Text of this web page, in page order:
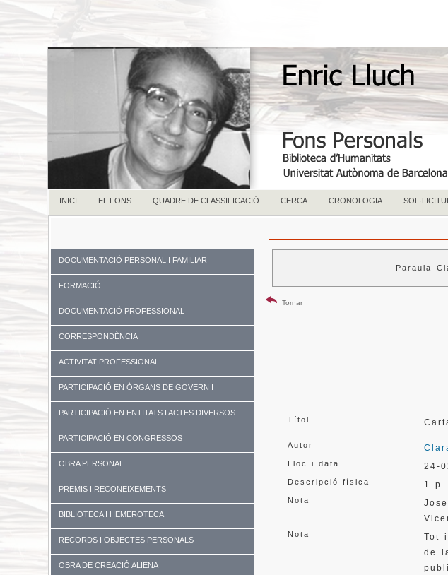
INICI EL FONS QUADRE DE CLASSIFICACIÓ CERCA CRONOLOGIA
DOCUMENTACIÓ PERSONAL I FAMILIAR
FORMACIÓ
DOCUMENTACIÓ PROFESSIONAL
CORRESPONDÈNCIA
ACTIVITAT PROFESSIONAL
PARTICIPACIÓ EN ÒRGANS DE GOVERN I
UNIVERSITATS
PARTICIPACIÓ EN ENTITATS I ACTES DIVERSOS
PARTICIPACIÓ EN CONGRESSOS
OBRA PERSONAL
PREMIS I RECONEIXEMENTS
BIBLIOTECA I HEMEROTECA
RECORDS I OBJECTES PERSONALS
OBRA DE CREACIÓ ALIENA
Paraula
Tornar
Títol
Autor
Lloc i data 24-
Descripció física 1 p.
Nota
Nota
Tot
de